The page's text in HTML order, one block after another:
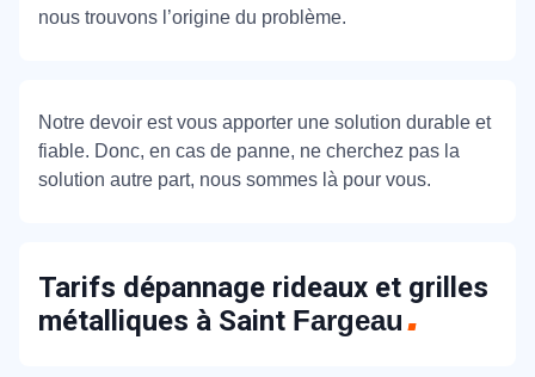
nous trouvons l’origine du problème.
Notre devoir est vous apporter une solution durable et
fiable. Donc, en cas de panne, ne cherchez pas la
solution autre part, nous sommes là pour vous.
Tarifs dépannage rideaux et grilles
métalliques à Saint Fargeau